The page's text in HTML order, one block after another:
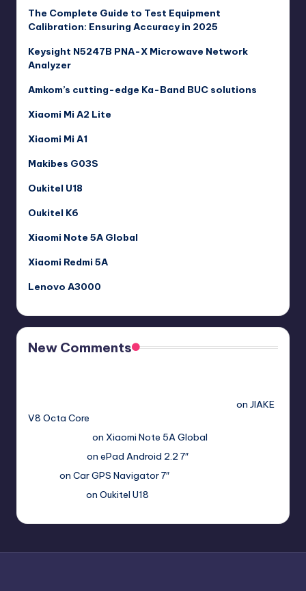
The Complete Guide to Test Equipment
Calibration: Ensuring Accuracy in 2025
Keysight N5247B PNA-X Microwave Network
Analyzer
Amkom’s cutting-edge Ka-Band BUC solutions
Xiaomi Mi A2 Lite
Xiaomi Mi A1
Makibes G03S
Oukitel U18
Oukitel K6
Xiaomi Note 5A Global
Xiaomi Redmi 5A
Lenovo A3000
New Comments
on JIAKE
V8 Octa Core
on Xiaomi Note 5A Global
on ePad Android 2.2 7″
on Car GPS Navigator 7″
on Oukitel U18